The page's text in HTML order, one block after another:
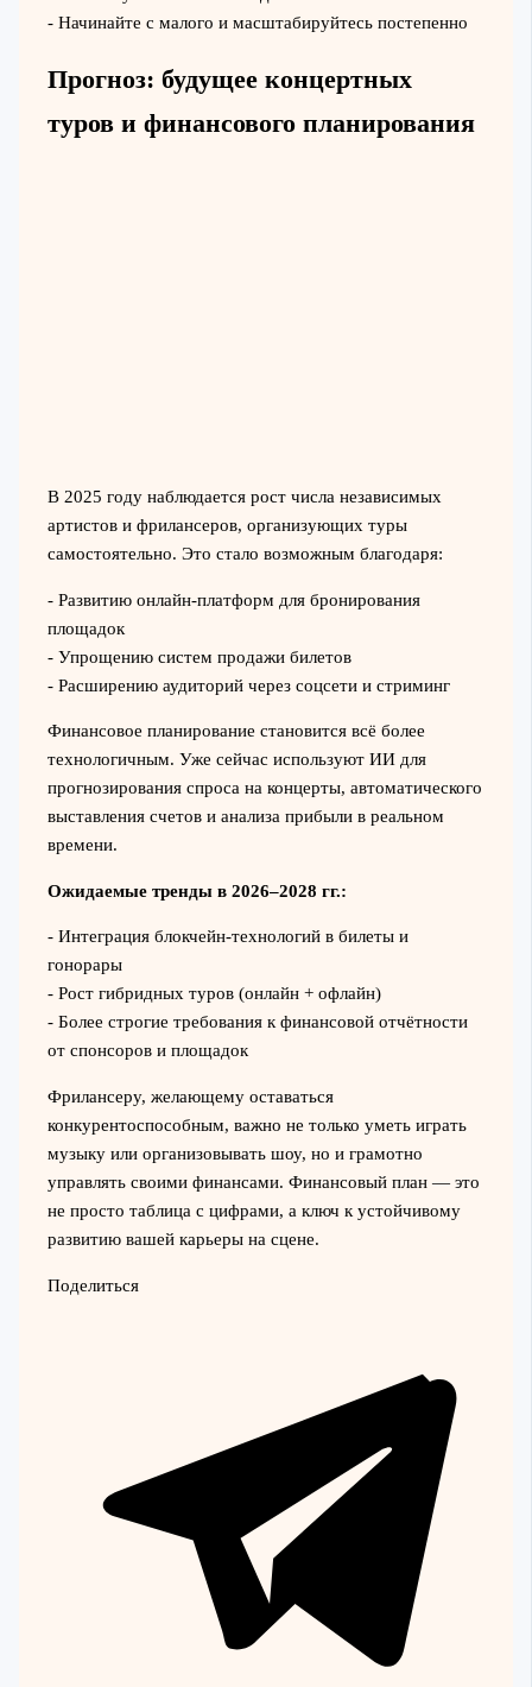
- Начинайте с малого и масштабируйтесь постепенно
Прогноз: будущее концертных
туров и финансового планирования
В 2025 году наблюдается рост числа независимых
артистов и фрилансеров, организующих туры
самостоятельно. Это стало возможным благодаря:
- Развитию онлайн-платформ для бронирования
площадок
- Упрощению систем продажи билетов
- Расширению аудиторий через соцсети и стриминг
Финансовое планирование становится всё более
технологичным. Уже сейчас используют ИИ для
прогнозирования спроса на концерты, автоматического
выставления счетов и анализа прибыли в реальном
времени.
Ожидаемые тренды в 2026–2028 гг.:
- Интеграция блокчейн-технологий в билеты и
гонорары
- Рост гибридных туров (онлайн + офлайн)
- Более строгие требования к финансовой отчётности
от спонсоров и площадок
Фрилансеру, желающему оставаться
конкурентоспособным, важно не только уметь играть
музыку или организовывать шоу, но и грамотно
управлять своими финансами. Финансовый план — это
не просто таблица с цифрами, а ключ к устойчивому
развитию вашей карьеры на сцене.
Поделиться